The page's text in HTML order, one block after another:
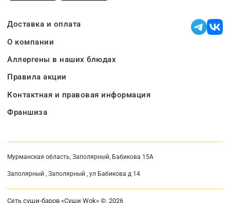
Доставка и оплата
О компании
Аллергены в наших блюдах
Правила акции
Контактная и правовая информация
Франшиза
Мурманская область, Заполярный, Бабикова 15А
Заполярный , Заполярный , ул Бабикова д 14
Сеть суши-баров «Суши Wok» ©, 2026